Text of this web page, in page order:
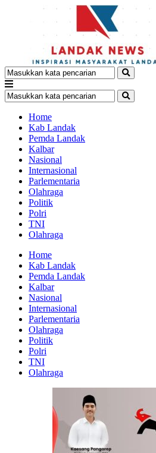
Home
Kab Landak
Pemda Landak
Kalbar
Nasional
Internasional
Parlementaria
Olahraga
Politik
Polri
TNI
Olahraga
Home
Kab Landak
Pemda Landak
Kalbar
Nasional
Internasional
Parlementaria
Olahraga
Politik
Polri
TNI
Olahraga